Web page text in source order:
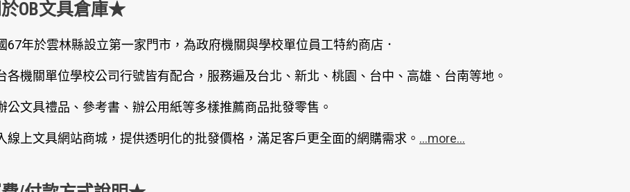
OB文具倉庫★
67年於雲林縣設立第一家門市，為政府機關與學校單位員工特約商店．
各機關單位學校公司行號皆有配合，服務遍及台北、新北、桃園、台中、高雄、台南等地。
公文具禮品、參考書、辦公用紙等多樣推薦商品批發零售。
線上文具網站商城，提供透明化的批發價格，滿足客戶更全面的網購需求。 ...more...